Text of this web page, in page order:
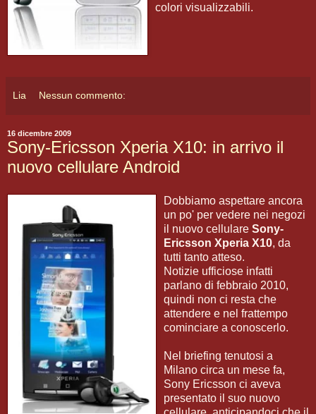
colori visualizzabili.
Lia Nessun commento:
16 dicembre 2009
Sony-Ericsson Xperia X10: in arrivo il
nuovo cellulare Android
Dobbiamo aspettare ancora
un po' per vedere nei negozi
il nuovo cellulare Sony-
Ericsson Xperia X10, da
tutti tanto atteso.
Notizie ufficiose infatti
parlano di febbraio 2010,
quindi non ci resta che
attendere e nel frattempo
cominciare a conoscerlo.
Nel briefing tenutosi a
Milano circa un mese fa,
Sony Ericsson ci aveva
presentato il suo nuovo